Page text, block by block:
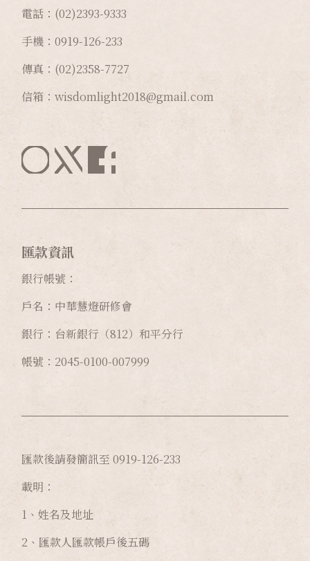
電話：(02)2393-9333
手機：0919-126-233
傳真：(02)2358-7727
信箱：wisdomlight2018@gmail.com
匯款資訊
銀行帳號：
戶名：中華慧燈研修會
銀行：台新銀行（812）和平分行
帳號：2045-0100-007999
匯款後請發簡訊至 0919-126-233
載明：
1、姓名及地址
2、匯款人匯款帳戶後五碼